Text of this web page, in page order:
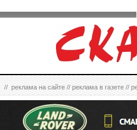
//реклама на сайте//реклама в газете//